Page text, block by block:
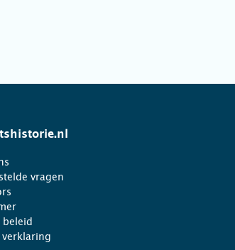
vragen
beleid
verklaring